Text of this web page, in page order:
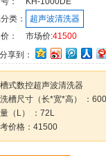
类：
超声波清洗器
：
市场价:41500
分享到：
式数控超声波清洗器
槽尺寸（长*宽*高） ：
（L） ：72L
价格：41500